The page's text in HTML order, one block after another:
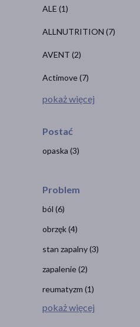
ALE (1)
ALLNUTRITION (7)
AVENT (2)
Actimove(7)
pokaż więcej
Postać
opaska (3)
Problem
ból (6)
obrzęk(4)
stan zapalny(3)
zapalenie(2)
reumatyzm (1)
pokaż więcej